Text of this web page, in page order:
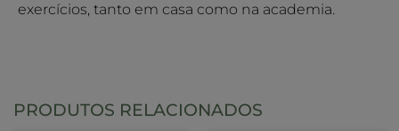
exercícios, tanto em casa como na academia.
PRODUTOS RELACIONADOS